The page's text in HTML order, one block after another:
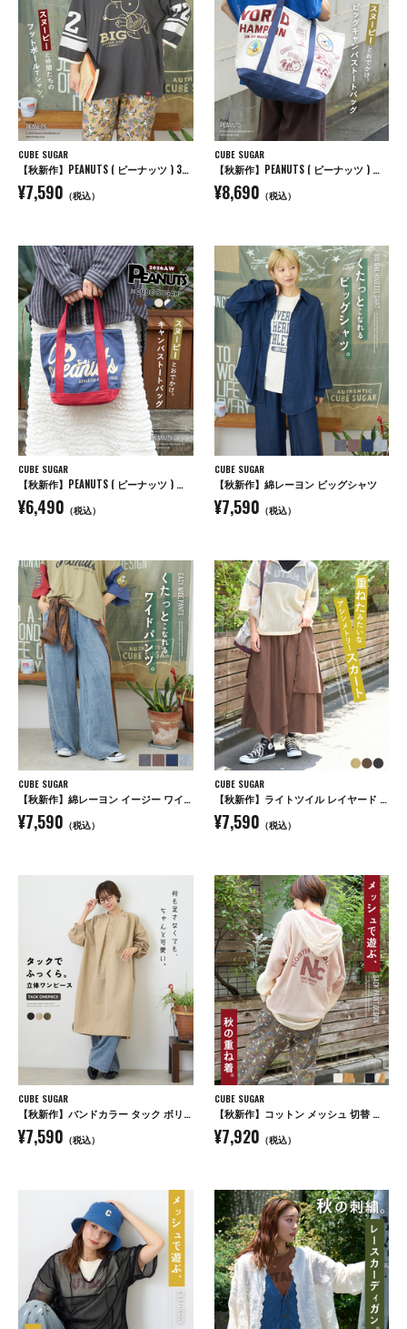
CUBE SUGAR
【秋新作】PEANUTS ( ピーナッツ ) 32/-スラブ天竺 ライン入り 7分袖 プルオーバー Tシャツ
¥7,590 （税込）
CUBE SUGAR
【秋新作】PEANUTS ( ピーナッツ ) キャンバス ビッグ トートバッグ
¥8,690 （税込）
CUBE SUGAR
【秋新作】PEANUTS ( ピーナッツ ) キャンバス トートバッグ
¥6,490 （税込）
CUBE SUGAR
【秋新作】綿レーヨン ビッグシャツ
¥7,590 （税込）
CUBE SUGAR
【秋新作】綿レーヨン イージー ワイドパンツ
¥7,590 （税込）
CUBE SUGAR
【秋新作】ライトツイル レイヤード 変形 スカート
¥7,590 （税込）
CUBE SUGAR
【秋新作】バンドカラー タック ボリューム シャツワンピース
¥7,590 （税込）
CUBE SUGAR
【秋新作】コットン メッシュ 切替 ビッグパーカー
¥7,920 （税込）